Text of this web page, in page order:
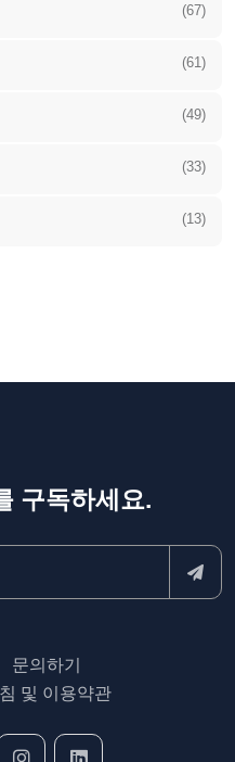
(67)
(61)
(49)
(33)
(13)
구독하세요.
문의하기
및 이용약관